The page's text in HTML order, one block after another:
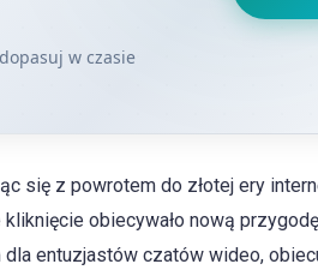
w czasie
się z powrotem do złotej ery
obiecywało nową
entuzjastów czatów wideo,